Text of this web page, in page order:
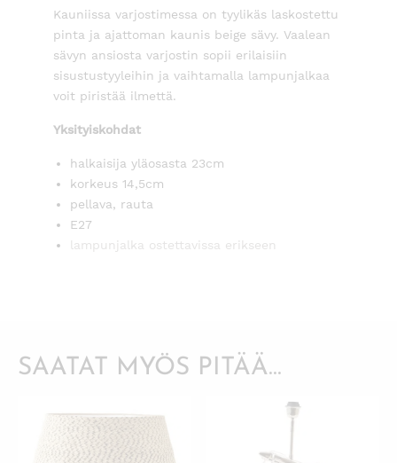
Kauniissa varjostimessa on tyylikäs laskostettu
pinta ja ajattoman kaunis beige sävy. Vaalean
sävyn ansiosta varjostin sopii erilaisiin
sisustustyyleihin ja vaihtamalla lampunjalkaa
voit piristää ilmettä.
Yksityiskohdat
halkaisija yläosasta 23cm
korkeus 14,5cm
pellava, rauta
E27
lampunjalka ostettavissa erikseen
SAATAT MYÖS PITÄÄ...
KATSO PIKANÄKYMÄ KATSO PIKANÄKYMÄ